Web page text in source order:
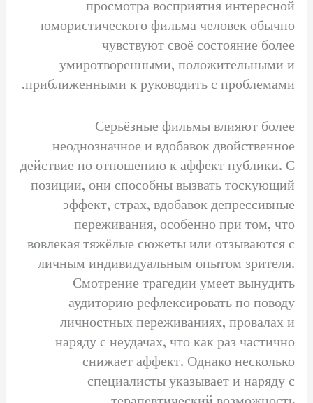
просмотра восприятия интересной
юмористического фильма человек обычно
чувствуют своё состояние более
умиротворенными, положительными и
приближенными к руководить с проблемами.
Серьёзные фильмы влияют более
неоднозначное и вдобавок двойственное
действие по отношению к аффект публики. С
позиции, они способны вызвать тоскующий
эффект, страх, вдобавок депрессивные
переживания, особенно при том, что
вовлекая тяжёлые сюжеты или отзываются с
личным индивидуальным опытом зрителя.
Смотрение трагедии умеет вынудить
аудиторию рефлексировать по поводу
личностных переживаниях, провалах и
наряду с неудачах, что как раз частично
снижает аффект. Однако несколько
специалисты указывает и наряду с